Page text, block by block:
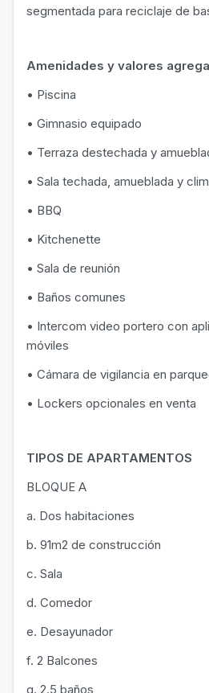
segmentada para reciclaje de
Amenidades y valores
• Piscina
• Gimnasio equipado
• Terraza destechada y
• Sala techada, amueblada y
• BBQ
• Kitchenette
• Sala de reunión
• Baños comunes
• Intercom video portero con
móviles
• Cámara de vigilancia en
• Lockers opcionales en venta
TIPOS DE APARTAMENTOS
BLOQUE A
a. Dos habitaciones
b. 91m2 de construcción
c. Sala
d. Comedor
e. Desayunador
f. 2 Balcones
g. 2.5 baños